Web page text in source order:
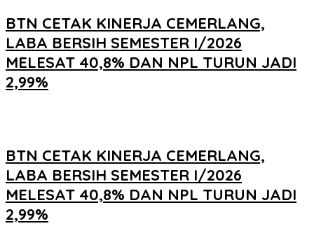
BTN CETAK KINERJA CEMERLANG,
LABA BERSIH SEMESTER I/2026
MELESAT 40,8% DAN NPL TURUN JADI
2,99%
BTN CETAK KINERJA CEMERLANG,
LABA BERSIH SEMESTER I/2026
MELESAT 40,8% DAN NPL TURUN JADI
2,99%